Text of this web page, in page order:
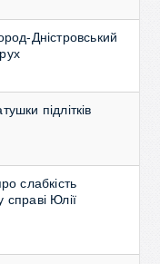
Дністровський
підлітків
слабкість
Юлії